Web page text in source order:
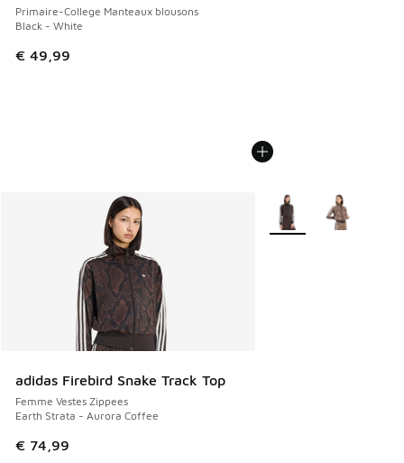
Primaire-College Manteaux blousons
Black - White
€ 49,99
adidas Firebird Snake Track Top
Femme Vestes Zippees
Earth Strata - Aurora Coffee
€ 74,99
Plus de couleurs